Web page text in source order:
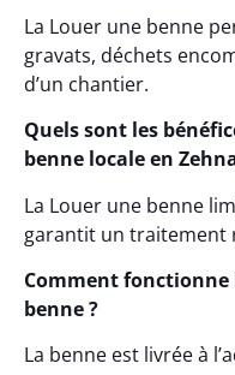
La Louer une benne
gravats, déchets
d’un chantier.
Quels sont les
benne locale en
La Louer une benne
garantit un traitement
Comment fonctionne
benne ?
La benne est livrée à